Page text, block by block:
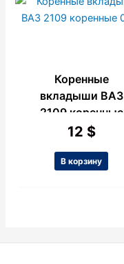
Коренные
вкладыши ВАЗ
2109 коренные
0.00
12 $
В корзину